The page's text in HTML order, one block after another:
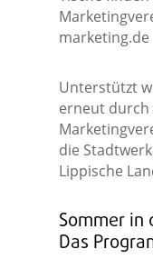
marketing.de
Unterstützt
erneut durch
die
Lippische
Sommer in
Das